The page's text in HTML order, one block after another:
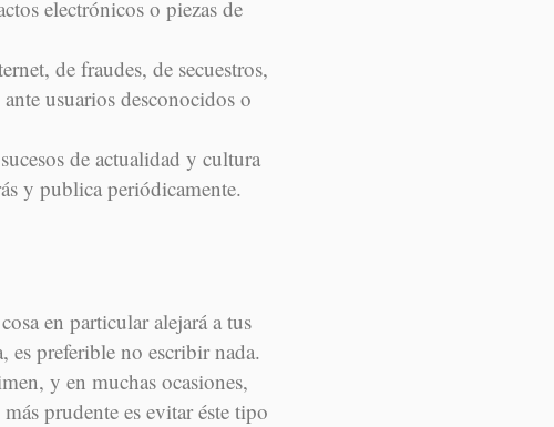
electrónicos o piezas de
de fraudes, de secuestros,
usuarios desconocidos o
de actualidad y cultura
y publica periódicamente.
en particular alejará a tus
es preferible no escribir nada.
y en muchas ocasiones,
prudente es evitar éste tipo